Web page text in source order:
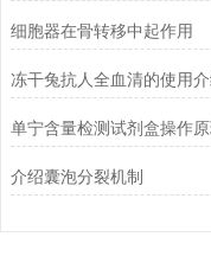
细胞器在骨转移中起作用
冻干兔抗人全血清的使用
单宁含量检测试剂盒操作原
介绍囊泡分裂机制